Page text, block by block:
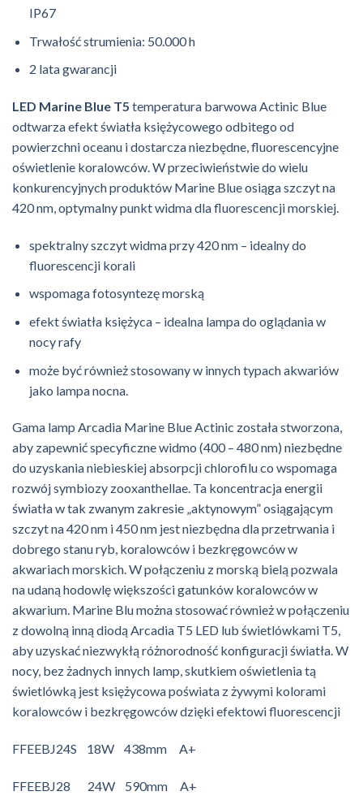
IP67
Trwałość strumienia: 50.000 h
2 lata gwarancji
LED Marine Blue T5 temperatura barwowa Actinic Blue
odtwarza efekt światła księżycowego odbitego od
powierzchni oceanu i dostarcza niezbędne, fluorescencyjne
oświetlenie koralowców. W przeciwieństwie do wielu
konkurencyjnych produktów Marine Blue osiąga szczyt na
420 nm, optymalny punkt widma dla fluorescencji morskiej.
spektralny szczyt widma przy 420 nm – idealny do
fluorescencji korali
wspomaga fotosyntezę morską
efekt światła księżyca – idealna lampa do oglądania w
nocy rafy
może być również stosowany w innych typach akwariów
jako lampa nocna.
Gama lamp Arcadia Marine Blue Actinic została stworzona,
aby zapewnić specyficzne widmo (400 – 480 nm) niezbędne
do uzyskania niebieskiej absorpcji chlorofilu co wspomaga
rozwój symbiozy zooxanthellae. Ta koncentracja energii
światła w tak zwanym zakresie „aktynowym” osiągającym
szczyt na 420 nm i 450 nm jest niezbędna dla przetrwania i
dobrego stanu ryb, koralowców i bezkręgowców w
akwariach morskich. W połączeniu z morską bielą pozwala
na udaną hodowlę większości gatunków koralowców w
akwarium. Marine Blu można stosować również w połączeniu
z dowolną inną diodą Arcadia T5 LED lub świetlówkami T5,
aby uzyskać niezwykłą różnorodność konfiguracji światła. W
nocy, bez żadnych innych lamp, skutkiem oświetlenia tą
świetlówką jest księżycowa poświata z żywymi kolorami
koralowców i bezkręgowców dzięki efektowi fluorescencji
FFEEBJ24S 18W 438mm A+
FFEEBJ28 24W 590mm A+